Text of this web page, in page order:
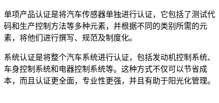
单项产品认证是将汽车传感器单独进行认证，它包括了测试代
码和生产控制方法等多种元素，并根据不同的类别所需的元
素，将他们进行撰写、规范及制度化。
系统认证是将整个汽车系统进行认证，包括发动机控制系统、
车身控制系统和电器控制系统等。这种方式不仅可以节省成
本，而且认证更全面，专业性更强，并且有助于阳光化管理。